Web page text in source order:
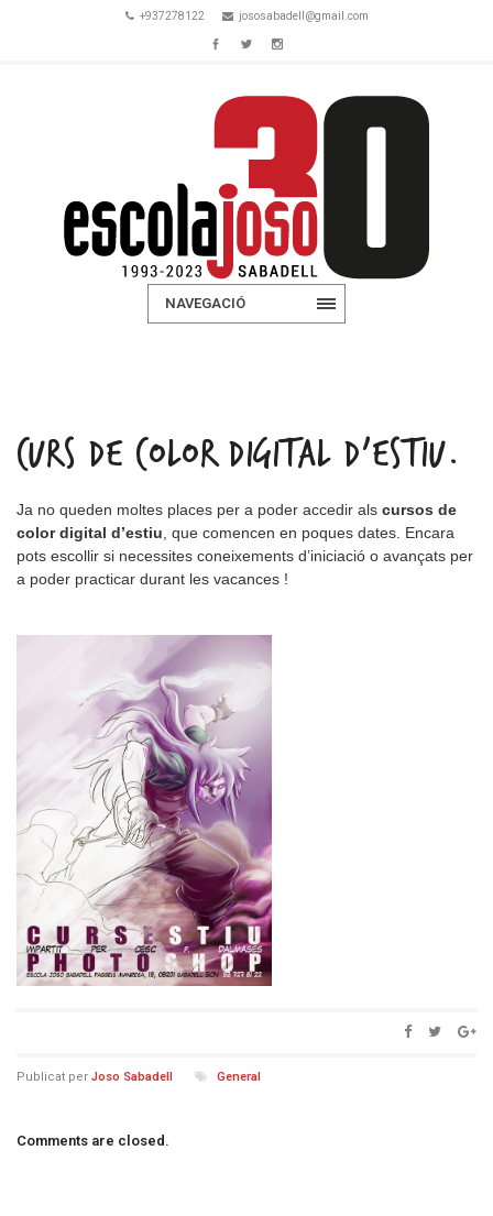
+937278122 jososabadell@gmail.com
NAVEGACIÓ
CURS DE COLOR DIGITAL D’ESTIU.
Ja no queden moltes places per a poder accedir als cursos de
color digital d’estiu , que comencen en poques dates. Encara
pots escollir si necessites coneixements d’iniciació o avançats per
a poder practicar durant les vacances !
Publicat per Joso Sabadell General
Comments are closed.